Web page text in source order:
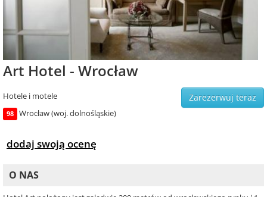
Art Hotel - Wrocław
Zarezerwuj teraz
Hotele i motele
98 Wrocław (woj. dolnośląskie)
dodaj swoją ocenę
O NAS